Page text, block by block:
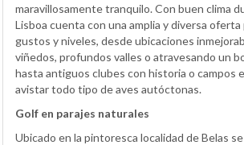
maravillosamente tranquilo. Con buen clima
Lisboa cuenta con una amplia y diversa
gustos y niveles, desde ubicaciones
viñedos, profundos valles o atravesando un
hasta antiguos clubes con historia o campos
avistar todo tipo de aves autóctonas.
Golf en parajes naturales
Ubicado en la pintoresca localidad de Belas